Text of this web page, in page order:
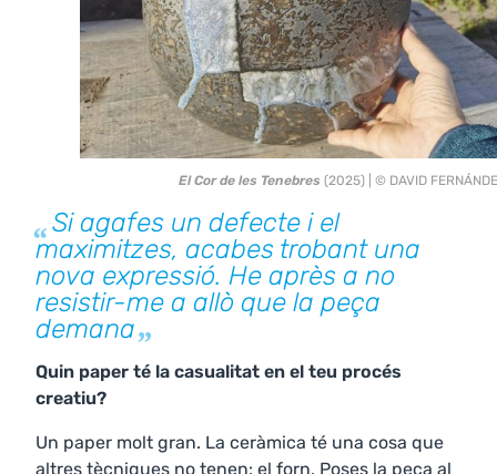
El Cor de les Tenebres (2025) | © DAVID
Si agafes un defecte i el
maximitzes, acabes trobant una
nova expressió. He après a no
resistir-me a allò que la peça
demana
Quin paper té la casualitat en el teu procés
creatiu?
Un paper molt gran. La ceràmica té una cosa que
altres tècniques no tenen: el forn. Poses la peça al